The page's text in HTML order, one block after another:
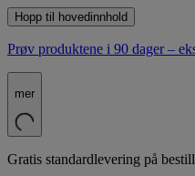
Hopp til hovedinnhold
Prøv produktene i 90 dager –
mer
Gratis standardlevering på